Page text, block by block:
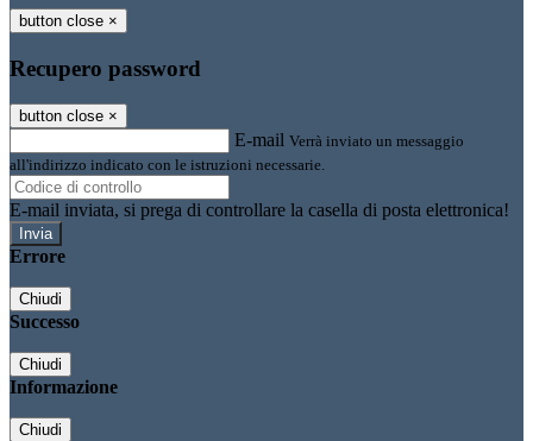
button close ×
Recupero password
button close ×
E-mail Verrà inviato un messaggio
all'indirizzo indicato con le istruzioni necessarie.
E-mail inviata, si prega di controllare la casella di posta elettronica!
Errore
Chiudi
Successo
Chiudi
Informazione
Chiudi